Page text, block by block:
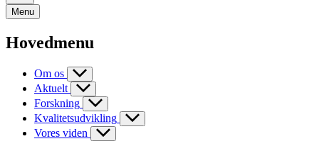
Menu
Hovedmenu
Om os
Aktuelt
Forskning
Kvalitetsudvikling
Vores viden